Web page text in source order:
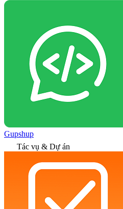
Gupshup
Tác vụ & Dự án